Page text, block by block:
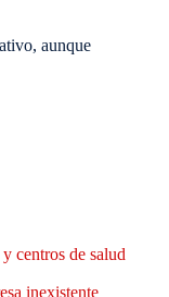
aunque
centros de salud
inexistente